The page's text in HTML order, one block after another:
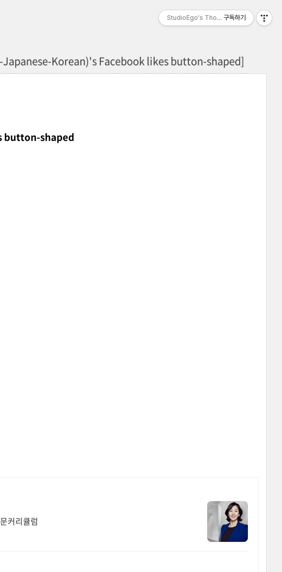
Japanese-Korean)'s Facebook likes button-shaped]
button-shaped
커리큘럼
StudioEgo's Thoughts, seasonⅡ
구독하기